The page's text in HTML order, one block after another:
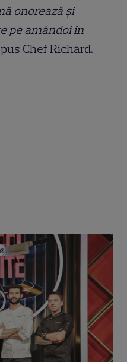
onorează și
pe amândoi în
Chef Richard.